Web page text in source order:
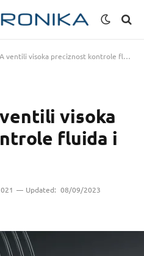
visoka preciznost kontrole fluida i gasova
ventili visoka
fluida i
Updated: 08/09/2023